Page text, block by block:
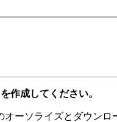
作成してください。
ーソライズとダウンロ